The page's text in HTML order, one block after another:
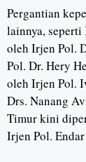
Pergantian
lainnya,
oleh Irjen Pol.
Pol. Dr. Hery
oleh Irjen Pol.
Drs. Nanang
Timur kini
Irjen Pol.